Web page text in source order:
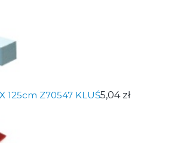
125cm Z70547 KLUŚ5,04 zł